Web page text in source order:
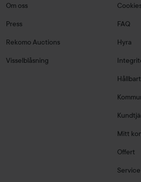
Om oss
Press
Rekomo Auctions
Visselblåsning
FAQ
Hyra
Hållbart
Mitt
Offert